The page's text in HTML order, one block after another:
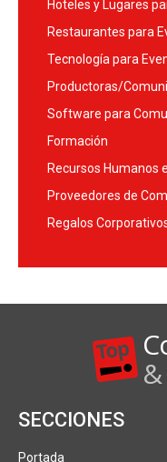
Hoteles y Lugares
Restaurantes para
Tecnología para
Productoras/
Software para
Formación
Recursos Humanos
Proveedores de
Regalos
&
SECCIONES
Portada